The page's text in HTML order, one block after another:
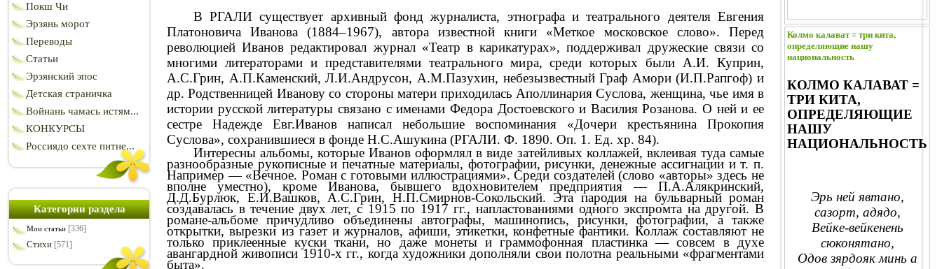
Покш Чи
Эрзянь морот
Переводы
Статьи
Эрзянский эпос
Детская страничка
Войнань чамась истям...
КОНКУРСЫ
Россиядо сехте питне...
Категории раздела
Мои статьи [336]
Стихи [571]
В РГАЛИ существует архивный фонд журналиста, этнографа и театрального деятеля Евгения
Платоновича Иванова (1884–1967), автора известной книги «Меткое московское слово». Перед
революцией Иванов редактировал журнал «Театр в карикатурах», поддерживал дружеские связи со
многими литераторами и представителями театрального мира, среди которых были А.И. Куприн,
А.С.Грин, А.П.Каменский,Л.И.Андрусон, А.М.Пазухин, небезызвестный Граф Амори(И.П.Рапгоф) и
др. Родственницей Иванову со стороны матери приходилась АполлинарияСуслова, женщина, чье имя в
истории русской литературы связано с именами Федора Достоевского и Василия Розанова. О ней и ее
сестре Надежде Евг.Иванов написал небольшие воспоминания «Дочери крестьянина Прокопия
Суслова», сохранившиеся в фонде Н.С.Ашукина (РГАЛИ. Ф. 1890. Оп. 1. Ед. хр. 84).
Интересны альбомы, которые Иванов оформлял в виде затейливых коллажей, вклеивая туда самые
разнообразные рукописные и печатные материалы, фотографии, рисунки, денежные ассигнации и т. п.
Например — «Вечное. Роман с готовыми иллюстрациями». Среди создателей (слово «авторы» здесь не
вполне уместно), кроме Иванова, бывшего вдохновителем предприятия — П.А.Алякринский,
Д.Д.Бурлюк, Е.И.Вашков, А.С.Грин, Н.П.Смирнов-Сокольский. Эта пародия на бульварный роман
создавалась в течение двух лет, с 1915 по 1917 гг., напластованиями одного экспромта на другой. В
романе-альбоме причудливо объединены автографы, машинопись, рисунки, фотографии, а также
открытки, вырезки из газет и журналов, афиши, этикетки, конфетные фантики. Коллаж составляют не
только приклеенные куски ткани, но даже монеты и граммофонная пластинка — совсем в духе
авангардной живописи 1910-х гг., когда художники дополняли свои полотна реальными «фрагментами
быта».
Колмо калават = три кита,
определяющие нашу
национальность
КОЛМО КАЛАВАТ =
ТРИ КИТА,
ОПРЕДЕЛЯЮЩИЕ
НАШУ
НАЦИОНАЛЬНОСТЬ
Эрь ней явтано,
сазорт, адядо,
Вейке-вейкенень
сюконятано,
Одов зярдояк минь а